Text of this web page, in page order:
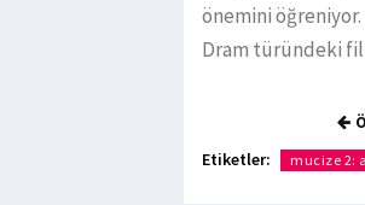
önemini öğreniyor.
Dram türündeki
Etiketler: mucize 2: